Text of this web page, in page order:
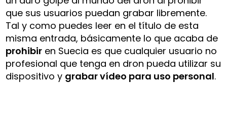
que sus usuarios puedan grabar libremente.
Tal y como puedes leer en el título de esta
misma entrada, básicamente lo que acaba de
prohibir en Suecia es que cualquier usuario no
profesional que tenga en dron pueda utilizar su
dispositivo y grabar vídeo para uso personal.